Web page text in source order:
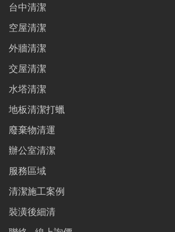
台中清潔
空屋清潔
外牆清潔
交屋清潔
水塔清潔
地板清潔打蠟
廢棄物清運
辦公室清潔
服務區域
清潔施工案例
裝潢後細清